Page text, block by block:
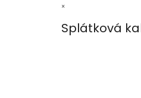
×
Splátková